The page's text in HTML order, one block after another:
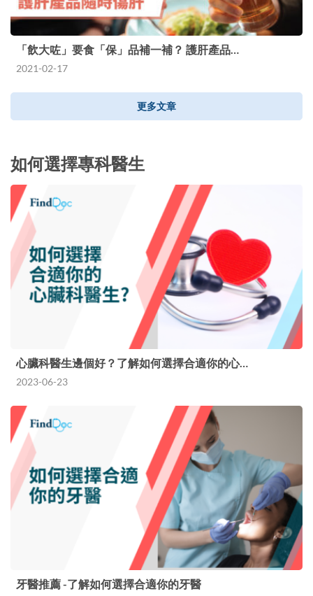
「飲大咗」要食「保」品補一補？ 護肝產品…
2021-02-17
更多文章
如何選擇專科醫生
心臟科醫生邊個好？了解如何選擇合適你的心…
2023-06-23
牙醫推薦 -了解如何選擇合適你的牙醫